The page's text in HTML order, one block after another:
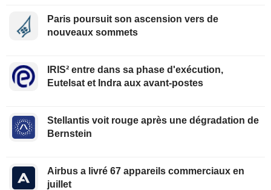
Paris poursuit son ascension vers de
nouveaux sommets
IRIS² entre dans sa phase d'exécution,
Eutelsat et Indra aux avant-postes
Stellantis voit rouge après une dégradation de
Bernstein
Airbus a livré 67 appareils commerciaux en
juillet